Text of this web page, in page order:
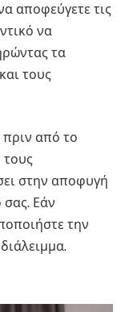
αποφεύγετε τις
να
τα
τους
πριν από το
στην αποφυγή
σας. Εάν
την